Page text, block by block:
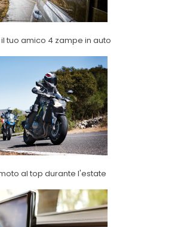
tuo amico 4 zampe in auto
al top durante l'estate